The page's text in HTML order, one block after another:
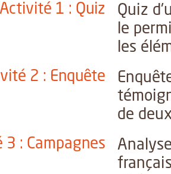
Activité 1 : Quiz
Quiz
le
les
2 : Enquête
de
: Campagnes